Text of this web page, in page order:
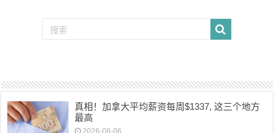
真相！加拿大平均薪资每周$1337, 这三个地方
最高
2026-08-06